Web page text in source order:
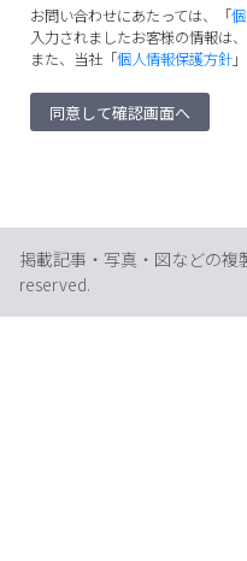
お問い合わせにあたっては、「
入力されましたお客様の情報は
また、当社「個人情報保護方針
掲載記事・写真・図などの複
reserved.